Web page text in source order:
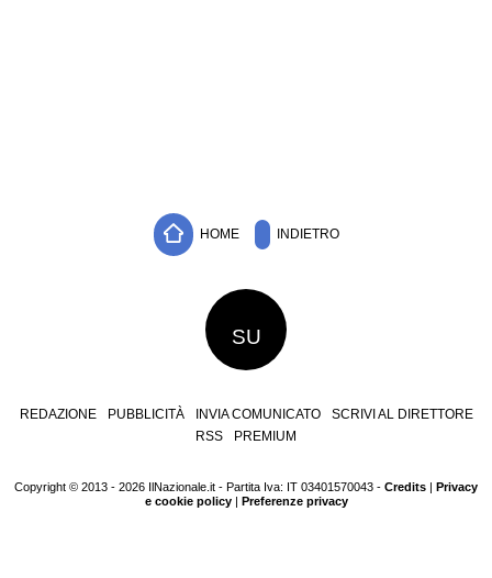
HOME INDIETRO
SU
REDAZIONE PUBBLICITÀ INVIA COMUNICATO
SCRIVI AL DIRETTORE
RSS
PREMIUM
Copyright © 2013 - 2026 IlNazionale.it - Partita Iva: IT 03401570043 - Credits | Privacy
e cookie policy| Preferenze privacy